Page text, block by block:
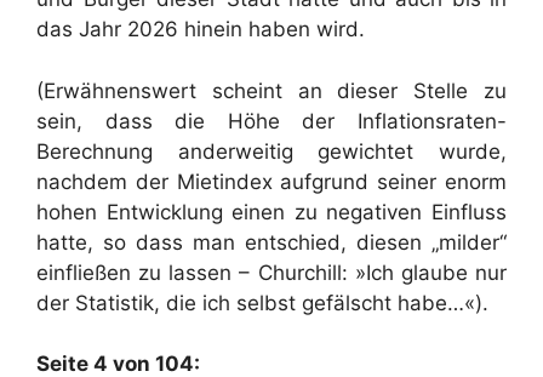
das Jahr 2026 hinein haben wird.
(Erwähnenswert scheint an dieser Stelle zu
sein, dass die Höhe der Inflationsraten-
Berechnung anderweitig gewichtet wurde,
nachdem der Mietindex aufgrund seiner enorm
hohen Entwicklung einen zu negativen Einfluss
hatte, so dass man entschied, diesen „milder“
einfließen zu lassen – Churchill: »Ich glaube nur
der Statistik, die ich selbst gefälscht habe…«).
Seite 4 von 104: